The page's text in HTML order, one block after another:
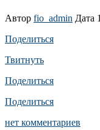
Автор fio_admin Дата
Поделиться
Твитнуть
Поделиться
Поделиться
нет комментариев